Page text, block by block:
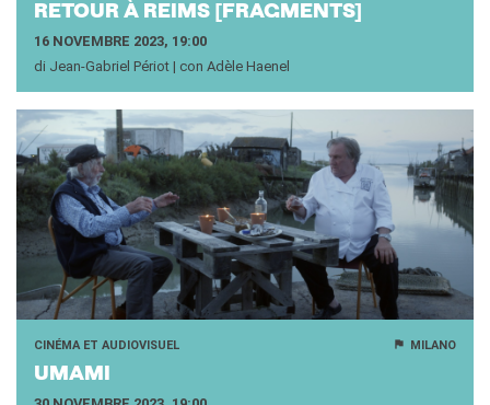
RE­TOUR À REIMS [FRAG­MENTS]
16 NOVEMBRE 2023, 19:00
di Jean-Gabriel Périot | con Adèle Haenel
CINÉMA ET AUDIOVISUEL MILANO
UMAMI